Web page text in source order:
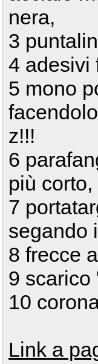
nera,
3
4 adesivi
5 mono
z!!!
6
più corto,
7
segando
8 frecce
9 scarico
10
Link a